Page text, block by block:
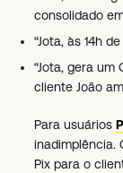
consolidado
“Jota, às 14h
“Jota, gera um
cliente João
Para usuários
inadimplência.
Pix para o